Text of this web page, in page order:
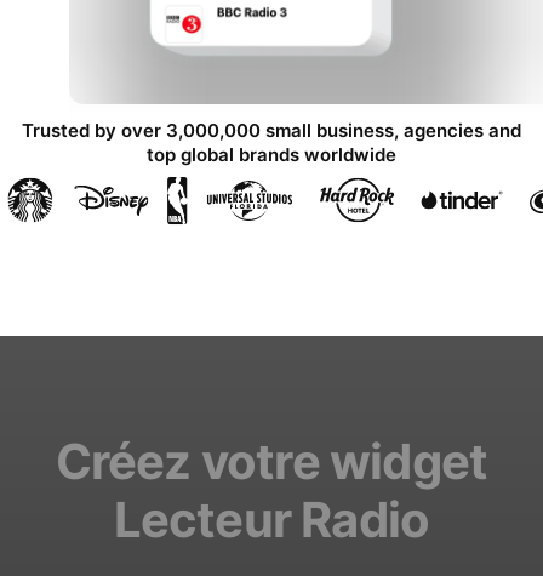
Trusted by over 3,000,000 small business, agencies and
top global brands worldwide
Créez votre widget
Lecteur Radio